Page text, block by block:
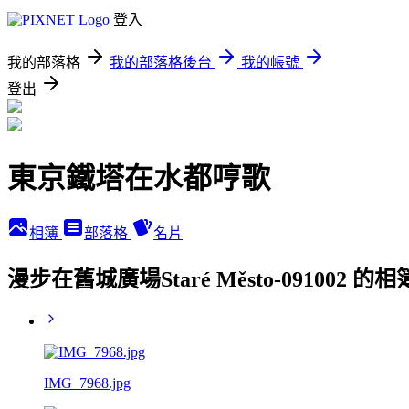
登入
我的部落格 我的部落格後台
我的帳號
登出
東京鐵塔在水都哼歌
相簿 部落格 名片
漫步在舊城廣場Staré Město-091002 的相
IMG_7968.jpg